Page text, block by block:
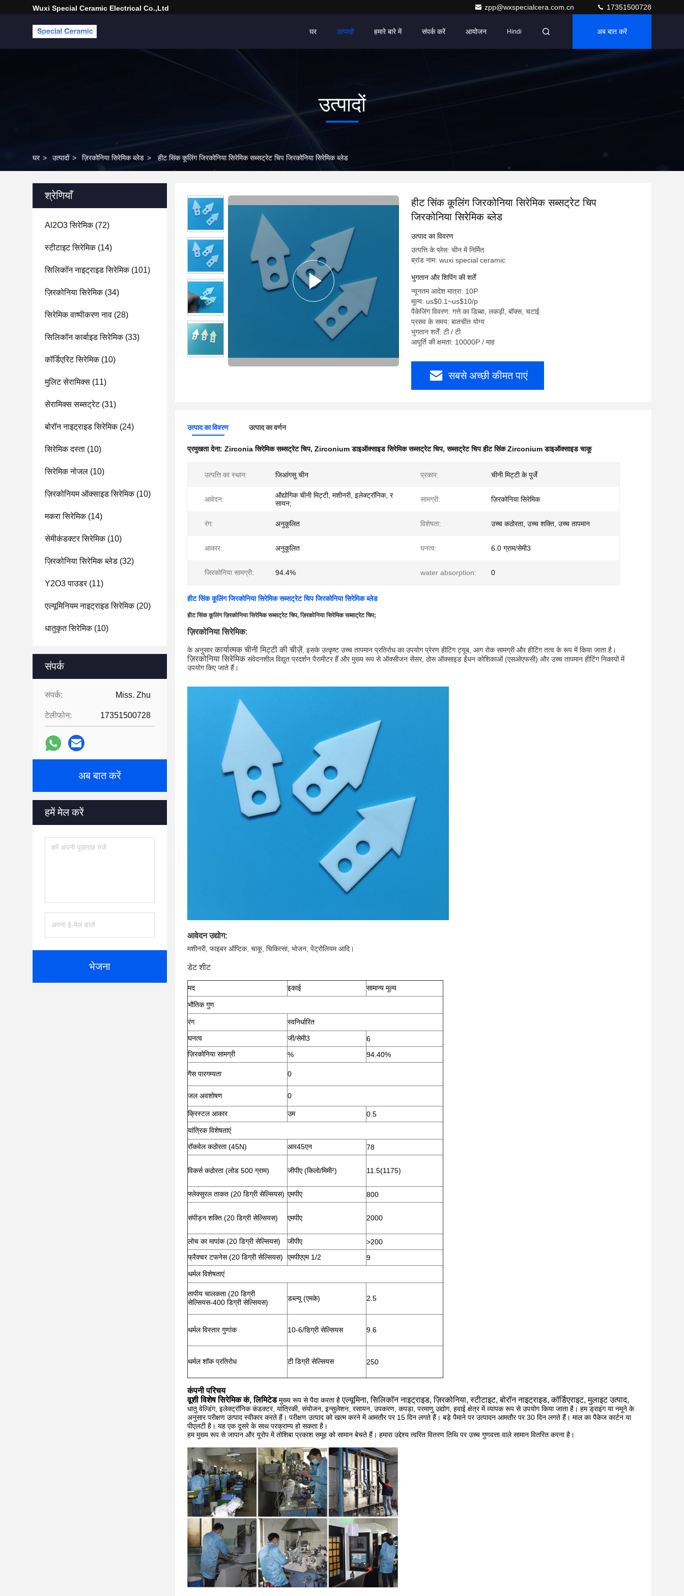
Wuxi Special Ceramic Electrical Co.,Ltd zpp@wxspecialcera.com.cn 17351500728
घर उत्पादों हमारे बारे में संपर्क करें आयोजन Hindi अब बात करें
उत्पादों
घर > उत्पादों > ज़िरकोनिया सिरेमिक ब्लेड > हीट सिंक कूलिंग जिरकोनिया सिरेमिक सब्सट्रेट चिप जिरकोनिया सिरेमिक ब्लेड
श्रेणियाँ
Al2O3 सिरेमिक(72)
स्टीटाइट सिरेमिक(14)
सिलिकॉन नाइट्राइड सिरेमिक(101)
ज़िरकोनिया सिरेमिक(34)
सिरेमिक वाष्पीकरण नाव (28)
सिलिकॉन कार्बाइड सिरेमिक(33)
कॉर्डिएरिट सिरेमिक(10)
मुलिट सेरामिक्स (11)
सेरामिक्स सब्सट्रेट(31)
बोरॉन नाइट्राइड सिरेमिक(24)
सिरेमिक दस्ता (10)
सिरेमिक नोजल (10)
ज़िरकोनियम ऑक्साइड सिरेमिक(10)
मकरा सिरेमिक(14)
सेमीकंडक्टर सिरेमिक(10)
ज़िरकोनिया सिरेमिक ब्लेड (32)
Y2O3 पाउडर(11)
एल्यूमिनियम नाइट्राइड सिरेमिक(20)
धातुकृत सिरेमिक(10)
संपर्क
संपर्क: Miss. Zhu
टेलीफोन: 17351500728
अब बात करें
हमें मेल करें
भेजना
हीट सिंक कूलिंग जिरकोनिया सिरेमिक सब्सट्रेट चिप
जिरकोनिया सिरेमिक ब्लेड
उत्पाद का विवरण
उत्पत्ति के प्लेस: चीन में निर्मित
ब्रांड नाम: wuxi special ceramic
भुगतान और शिपिंग की शर्तें
न्यूनतम आदेश मात्रा: 10P
मूल्य: us$0.1~us$10/p
पैकेजिंग विवरण: गत्ते का डिब्बा, लकड़ी, बॉक्स, चटाई
प्रसव के समय: बातचीत योग्य
भुगतान शर्तें: टी / टी
आपूर्ति की क्षमता: 10000P / माह
सबसे अच्छी कीमत पाएं
उत्पाद का विवरण उत्पाद का वर्णन
प्रमुखता देना: Zirconia सिरेमिक सब्सट्रेट चिप, Zirconium डाइऑक्साइड सिरेमिक सब्सट्रेट चिप,सब्सट्रेट चिप हीट सिंक Zirconium डाइऑक्साइड चाकू
उत्पत्ति का स्थान: जिआंगसु चीन प्रकार: चीनी मिट्टी के पुर्जे
आवेदन:
औद्योगिक चीनी मिट्टी, मशीनरी, इलेक्ट्रॉनिक, र
सायन;
सामग्री: ज़िरकोनिया सिरेमिक
रंग: अनुकूलित विशेषता: उच्च कठोरता, उच्च शक्ति, उच्च तापमान
आकार: अनुकूलित घनत्व: 6.0 ग्राम/सेमी3
जिरकोनिया सामग्री: 94.4% water absorption: 0
हीट सिंक कूलिंग जिरकोनिया सिरेमिक सब्सट्रेट चिप जिरकोनिया सिरेमिक ब्लेड
हीट सिंक कूलिंग ज़िरकोनिया सिरेमिक सब्सट्रेट चिप, ज़िरकोनिया सिरेमिक सब्सट्रेट चिप;
ज़िरकोनिया सिरेमिक:
के अनुसारकार्यात्मक चीनी मिट्टी की चीज़ें, इसके उत्कृष्ट उच्च तापमान प्रतिरोध का उपयोग प्रेरण हीटिंग ट्यूब, आग रोक सामग्री और हीटिंग तत्व के रूप में किया जाता है।
ज़िरकोनिया सिरेमिकसंवेदनशील विद्युत प्रदर्शन पैरामीटर हैं और मुख्य रूप से ऑक्सीजन सेंसर, ठोस ऑक्साइड ईंधन कोशिकाओं (एसओएफसी) और उच्च तापमान हीटिंग निकायों में
उपयोग किए जाते हैं।
आवेदन उद्योग:
मशीनरी, फाइबर ऑप्टिक, चाकू, चिकित्सा, भोजन, पेट्रोलियम आदि।
डेट शीट
मद इकाई सामान्य मूल्य
भौतिक गुण
रंग
स्वनिर्धारित
घनत्व
जी/सेमी3
6
ज़िरकोनिया सामग्री
% 94.40%
गैस पारगम्यता 0
जल अवशोषण 0
क्रिस्टल आकार उम
0.5
यांत्रिक विशेषताएं
रॉकवेल कठोरता (45N)
आर45एन 78
विकर्स कठोरता (लोड 500 ग्राम) जीपीए (किलो/मिमी²) 11.5(1175)
फ्लेक्सुरल ताकत (20 डिग्री सेल्सियस) एमपीए 800
संपीड़न शक्ति (20 डिग्री सेल्सियस) एमपीए 2000
लोच का मापांक (20 डिग्री सेल्सियस) जीपीए
>200
फ्रैक्चर टफनेस (20 डिग्री सेल्सियस)
एमपीएएम 1/2
9
थर्मल विशेषताएं
तापीय चालकता (20 डिग्री
सेल्सियस-400 डिग्री सेल्सियस)
डब्ल्यू (एमके) 2.5
थर्मल विस्तार गुणांक 10-6/डिग्री सेल्सियस 9.6
थर्मल शॉक प्रतिरोध टी डिग्री सेल्सियस 250
कंपनी परिचय
वूशी विशेष सिरेमिक कं, लिमिटेडमुख्य रूप से पैदा करता हैएल्यूमिना, सिलिकॉन नाइट्राइड, ज़िरकोनिया, स्टीटाइट, बोरॉन नाइट्राइड, कॉर्डिएराइट, मुलाइट उत्पाद,
धातु वेल्डिंग, इलेक्ट्रॉनिक कंडक्टर, यांत्रिकी, संयोजन, इन्सुलेशन, रसायन, उपकरण, कपड़ा, परमाणु उद्योग, हवाई क्षेत्र में व्यापक रूप से उपयोग किया जाता है। हम ड्राइंग या नमूने के
अनुसार परीक्षण उत्पाद स्वीकार करते हैं। परीक्षण उत्पाद को खत्म करने में आमतौर पर 15 दिन लगते हैं। बड़े पैमाने पर उत्पादन आमतौर पर 30 दिन लगते हैं। माल का पैकेज कार्टन या
पीएलटी है। यह एक दूसरे के साथ परक्राम्य हो सकता है।
हम मुख्य रूप से जापान और यूरोप में तोशिबा प्रकाश समूह को सामान बेचते हैं। हमारा उद्देश्य त्वरित वितरण तिथि पर उच्च गुणवत्ता वाले सामान वितरित करना है।